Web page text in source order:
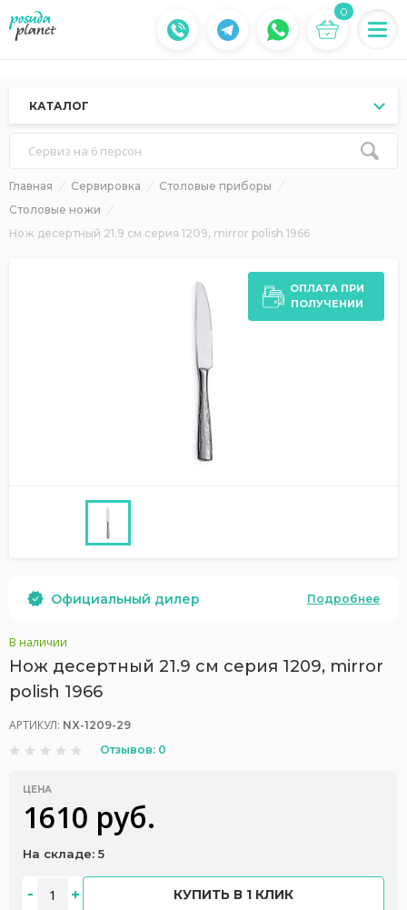
0
КАТАЛОГ
Сервиз на 6 персон
Главная Сервировка
Столовые приборы
Столовые ножи
Нож десертный 21.9 см серия 1209, mirror polish 1966
ОПЛАТА ПРИ
ПОЛУЧЕНИИ
Официальный дилер Подробнее
В наличии
Нож десертный 21.9 см серия 1209, mirror
polish 1966
АРТИКУЛ: NX-1209-29
Отзывов: 0
ЦЕНА
1610 руб.
На складе: 5
КУПИТЬ В 1 КЛИК